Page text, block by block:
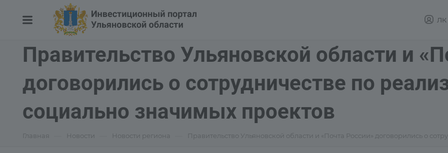
Правительство Ульяновской области и
договорились о сотрудничестве по
социально значимых проектов
Главная Новости Новости региона Правительство Ульяновской области и «Почта России» договорились о